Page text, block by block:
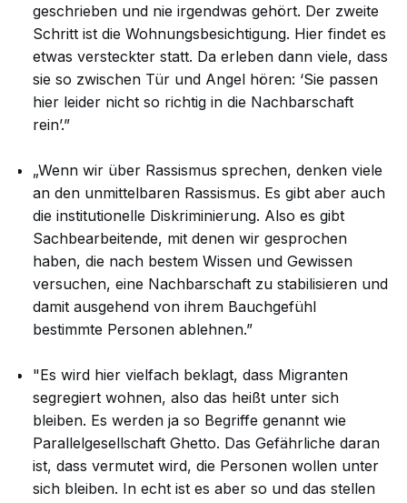
geschrieben und nie irgendwas gehört. Der zweite
Schritt ist die Wohnungsbesichtigung. Hier findet es
etwas versteckter statt. Da erleben dann viele, dass
sie so zwischen Tür und Angel hören: ‘Sie passen
hier leider nicht so richtig in die Nachbarschaft
rein’.”
„Wenn wir über Rassismus sprechen, denken viele
an den unmittelbaren Rassismus. Es gibt aber auch
die institutionelle Diskriminierung. Also es gibt
Sachbearbeitende, mit denen wir gesprochen
haben, die nach bestem Wissen und Gewissen
versuchen, eine Nachbarschaft zu stabilisieren und
damit ausgehend von ihrem Bauchgefühl
bestimmte Personen ablehnen.”
"Es wird hier vielfach beklagt, dass Migranten
segregiert wohnen, also das heißt unter sich
bleiben. Es werden ja so Begriffe genannt wie
Parallelgesellschaft Ghetto. Das Gefährliche daran
ist, dass vermutet wird, die Personen wollen unter
sich bleiben. In echt ist es aber so und das stellen